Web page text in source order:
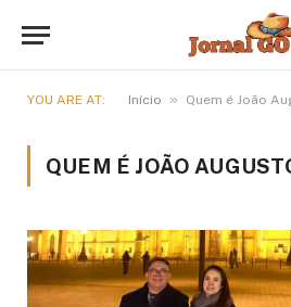
YOU ARE AT: Início » Quem é João
QUEM É JOÃO